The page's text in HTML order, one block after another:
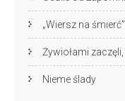
„Wiersz na
Żywiołami
Nieme ślady